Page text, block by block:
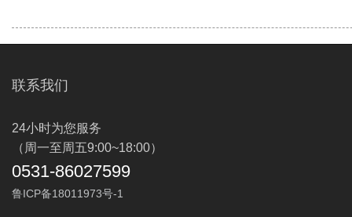
联系我们
24小时为您服务
（周一至周五9:00~18:00）
0531-86027599
鲁ICP备18011973号-1